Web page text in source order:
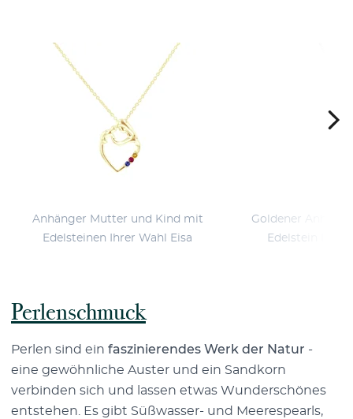
Anhänger Mutter und Kind mit
Edelsteinen Ihrer Wahl Eisa
Goldener
Edelstein Ihrer
Perlenschmuck
Perlen sind ein faszinierendes Werk der Natur -
eine gewöhnliche Auster und ein Sandkorn
verbinden sich und lassen etwas Wunderschönes
entstehen. Es gibt Süßwasser- und Meerespearls,